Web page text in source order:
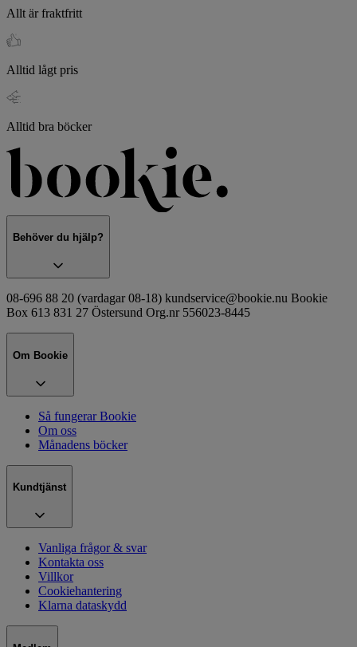
Allt är fraktfritt
Alltid lågt pris
Alltid bra böcker
Behöver du hjälp?
08-696 88 20 (vardagar 08-18) kundservice@bookie.nu Bookie
Box 613 831 27 Östersund Org.nr 556023-8445
Om Bookie
Så fungerar Bookie
Om oss
Månadens böcker
Kundtjänst
Vanliga frågor & svar
Kontakta oss
Villkor
Cookiehantering
Klarna dataskydd